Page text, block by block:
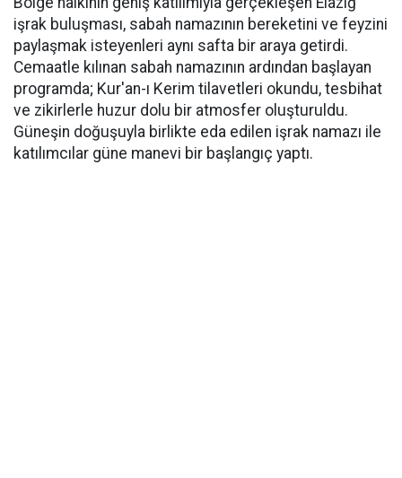
işrak buluşması, sabah namazının bereketini ve feyzini
paylaşmak isteyenleri aynı safta bir araya getirdi.
Cemaatle kılınan sabah namazının ardından başlayan
programda; Kur'an-ı Kerim tilavetleri okundu, tesbihat
ve zikirlerle huzur dolu bir atmosfer oluşturuldu.
Güneşin doğuşuyla birlikte eda edilen işrak namazı ile
katılımcılar güne manevi bir başlangıç yaptı.